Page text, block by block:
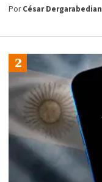
PorCésar Dergarabedian